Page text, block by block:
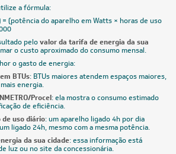
a fórmula:
= (potência do aparelho em Watts × horas de uso
pelovalor da tarifa de energia da sua
o custo aproximado do consumo mensal.
o gasto de energia:
BTUs: BTUs maiores atendem espaços maiores,
energia.
Procel: ela mostra o consumo estimado
de eficiência.
de uso diário: um aparelho ligado 4h por dia
ligado 24h, mesmo com a mesma potência.
da sua cidade: essa informação está
luz ou no site da concessionária.